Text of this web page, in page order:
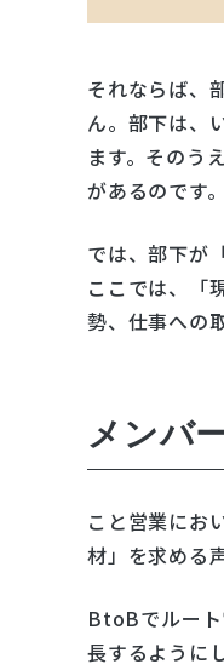
それならば、
ん。部下は、
ます。そのう
があるのです。
では、部下が
ここでは、「
勢、仕事への
メンバ
こと営業にお
材」を求める
BtoBでルート
長するように